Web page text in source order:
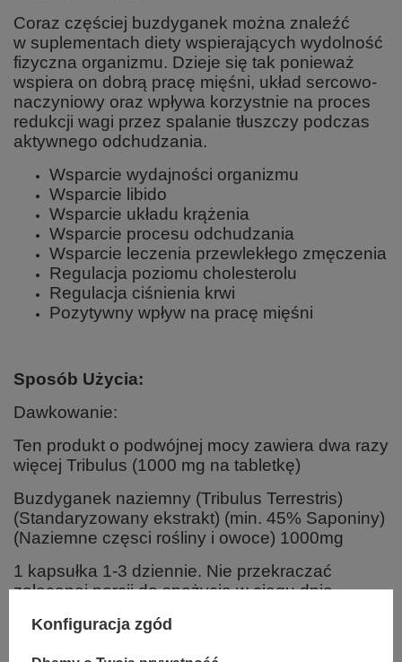
Coraz częściej buzdyganek można znaleźć
w suplementach diety wspierających wydolność
fizyczna organizmu. Dzieje się tak ponieważ
wspiera on dobrą pracę mięśni, układ sercowo-
naczyniowy oraz wpływa korzystnie na proces
redukcji wagi przez spalanie tłuszczy podczas
aktywnego odchudzania.
Wsparcie wydajności organizmu
Wsparcie libido
Wsparcie układu krążenia
Wsparcie procesu odchudzania
Wsparcie leczenia przewlekłego zmęczenia
Regulacja poziomu cholesterolu
Regulacja ciśnienia krwi
Pozytywny wpływ na pracę mięśni
Sposób Użycia:
Dawkowanie:
Ten produkt o podwójnej mocy zawiera dwa razy
więcej Tribulus (1000 mg na tabletkę)
Buzdyganek naziemny (Tribulus Terrestris)
(Standaryzowany ekstrakt) (min. 45% Saponiny)
(Naziemne częsci rośliny i owoce) 1000mg
1 kapsułka 1-3 dziennie. Nie przekraczać
zalecanej porcji do spożycia w ciągu dnia.
Produkt nie może być stosowany jako substytut
Konfiguracja zgód